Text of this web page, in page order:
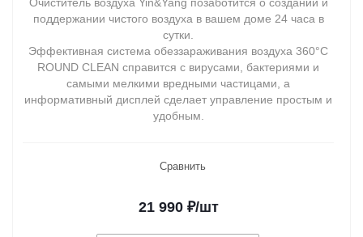
поддержании чистого воздуха в вашем доме 24 часа в
сутки.
Эффективная система обеззараживания воздуха 360°С
ROUND CLEAN справится c вирусами, бактериями и
самыми мелкими вредными частицами, а
информативный дисплей сделает управление простым и
удобным.
Сравнить
21 990 ₽/шт